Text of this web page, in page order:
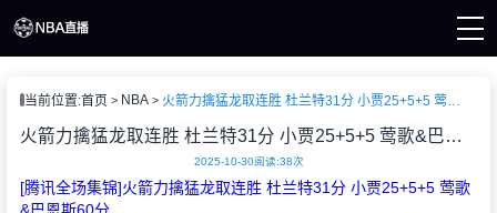
播
播
像
当前位置:首页 NBA 火箭力擒猛龙取连胜 杜兰特31分 小贾25+5+5 莺歌&巴恩斯60分
火箭力擒猛龙取连胜 杜兰特31分 小贾25+5+5 莺歌&巴恩斯60分
2025-10-30阅读:38次
[腾讯全场集锦]火箭力擒猛龙取连胜 杜兰特31分 小贾25+5+5 莺歌